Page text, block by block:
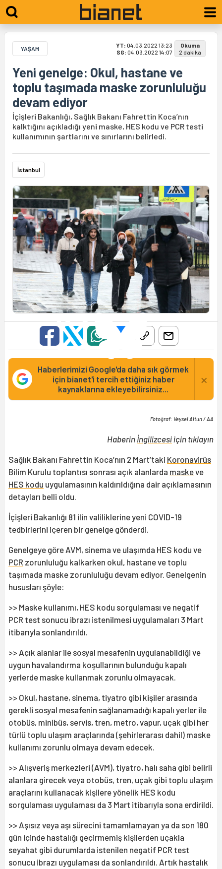
YAŞAM YT: 04.03.2022 13:23
SG: 04.03.2022 14:07
Okuma
2 dakika
Yeni genelge: Okul, hastane ve
toplu taşımada maske zorunluluğu
devam ediyor
İçişleri Bakanlığı, Sağlık Bakanı Fahrettin Koca’nın
kalktığını açıkladığı yeni maske, HES kodu ve PCR testi
kullanımının şartlarını ve sınırlarını belirledi.
İstanbul
Haberlerimizi Google'da daha sık görmek
için bianet'i tercih ettiğiniz haber
kaynaklarına ekleyebilirsiniz...
×
Fotoğraf: Veysel Altun / AA
Haberin İngilizcesiiçin tıklayın
Sağlık Bakanı Fahrettin Koca’nın 2 Mart’taki Koronavirüs
Bilim Kurulu toplantısı sonrası açık alanlarda maskeve
HES kodu uygulamasının kaldırıldığına dair açıklamasının
detayları belli oldu.
İçişleri Bakanlığı 81 ilin valiliklerine yeni COVID-19
tedbirlerini içeren bir genelge gönderdi.
Genelgeye göre AVM, sinema ve ulaşımda HES kodu ve
PCR zorunluluğu kalkarken okul, hastane ve toplu
taşımada maske zorunluluğu devam ediyor. Genelgenin
hususları şöyle:
>> Maske kullanımı, HES kodu sorgulaması ve negatif
PCR test sonucu ibrazı istenilmesi uygulamaları 3 Mart
itibarıyla sonlandırıldı.
>> Açık alanlar ile sosyal mesafenin uygulanabildiği ve
uygun havalandırma koşullarının bulunduğu kapalı
yerlerde maske kullanmak zorunlu olmayacak.
>> Okul, hastane, sinema, tiyatro gibi kişiler arasında
gerekli sosyal mesafenin sağlanamadığı kapalı yerler ile
otobüs, minibüs, servis, tren, metro, vapur, uçak gibi her
türlü toplu ulaşım araçlarında (şehirlerarası dahil) maske
kullanımı zorunlu olmaya devam edecek.
>> Alışveriş merkezleri (AVM), tiyatro, halı saha gibi belirli
alanlara girecek veya otobüs, tren, uçak gibi toplu ulaşım
araçlarını kullanacak kişilere yönelik HES kodu
sorgulaması uygulaması da 3 Mart itibarıyla sona erdirildi.
>> Aşısız veya aşı sürecini tamamlamayan ya da son 180
gün içinde hastalığı geçirmemiş kişilerden uçakla
seyahat gibi durumlarda istenilen negatif PCR test
sonucu ibrazı uygulaması da sonlandırıldı. Artık hastalık